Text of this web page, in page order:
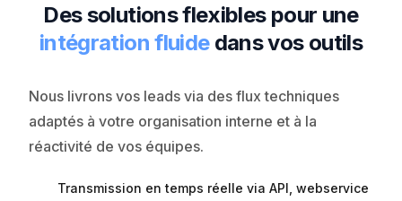
Des solutions flexibles pour une
intégration fluidedans vos outils
Nous livrons vos leads via des flux techniques
adaptés à votre organisation interne et à la
réactivité de vos équipes.
Transmission en temps réelle via API, webservice